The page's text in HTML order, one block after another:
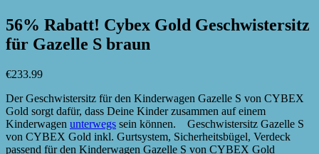
56% Rabatt! Cybex Gold Geschwistersitz
für Gazelle S braun
€233.99
Der Geschwistersitz für den Kinderwagen Gazelle S von CYBEX
Gold sorgt dafür, dass Deine Kinder zusammen auf einem
Kinderwagen unterwegs sein können. Geschwistersitz Gazelle S
von CYBEX Gold inkl. Gurtsystem, Sicherheitsbügel, Verdeck
passend für den Kinderwagen Gazelle S von CYBEX Gold